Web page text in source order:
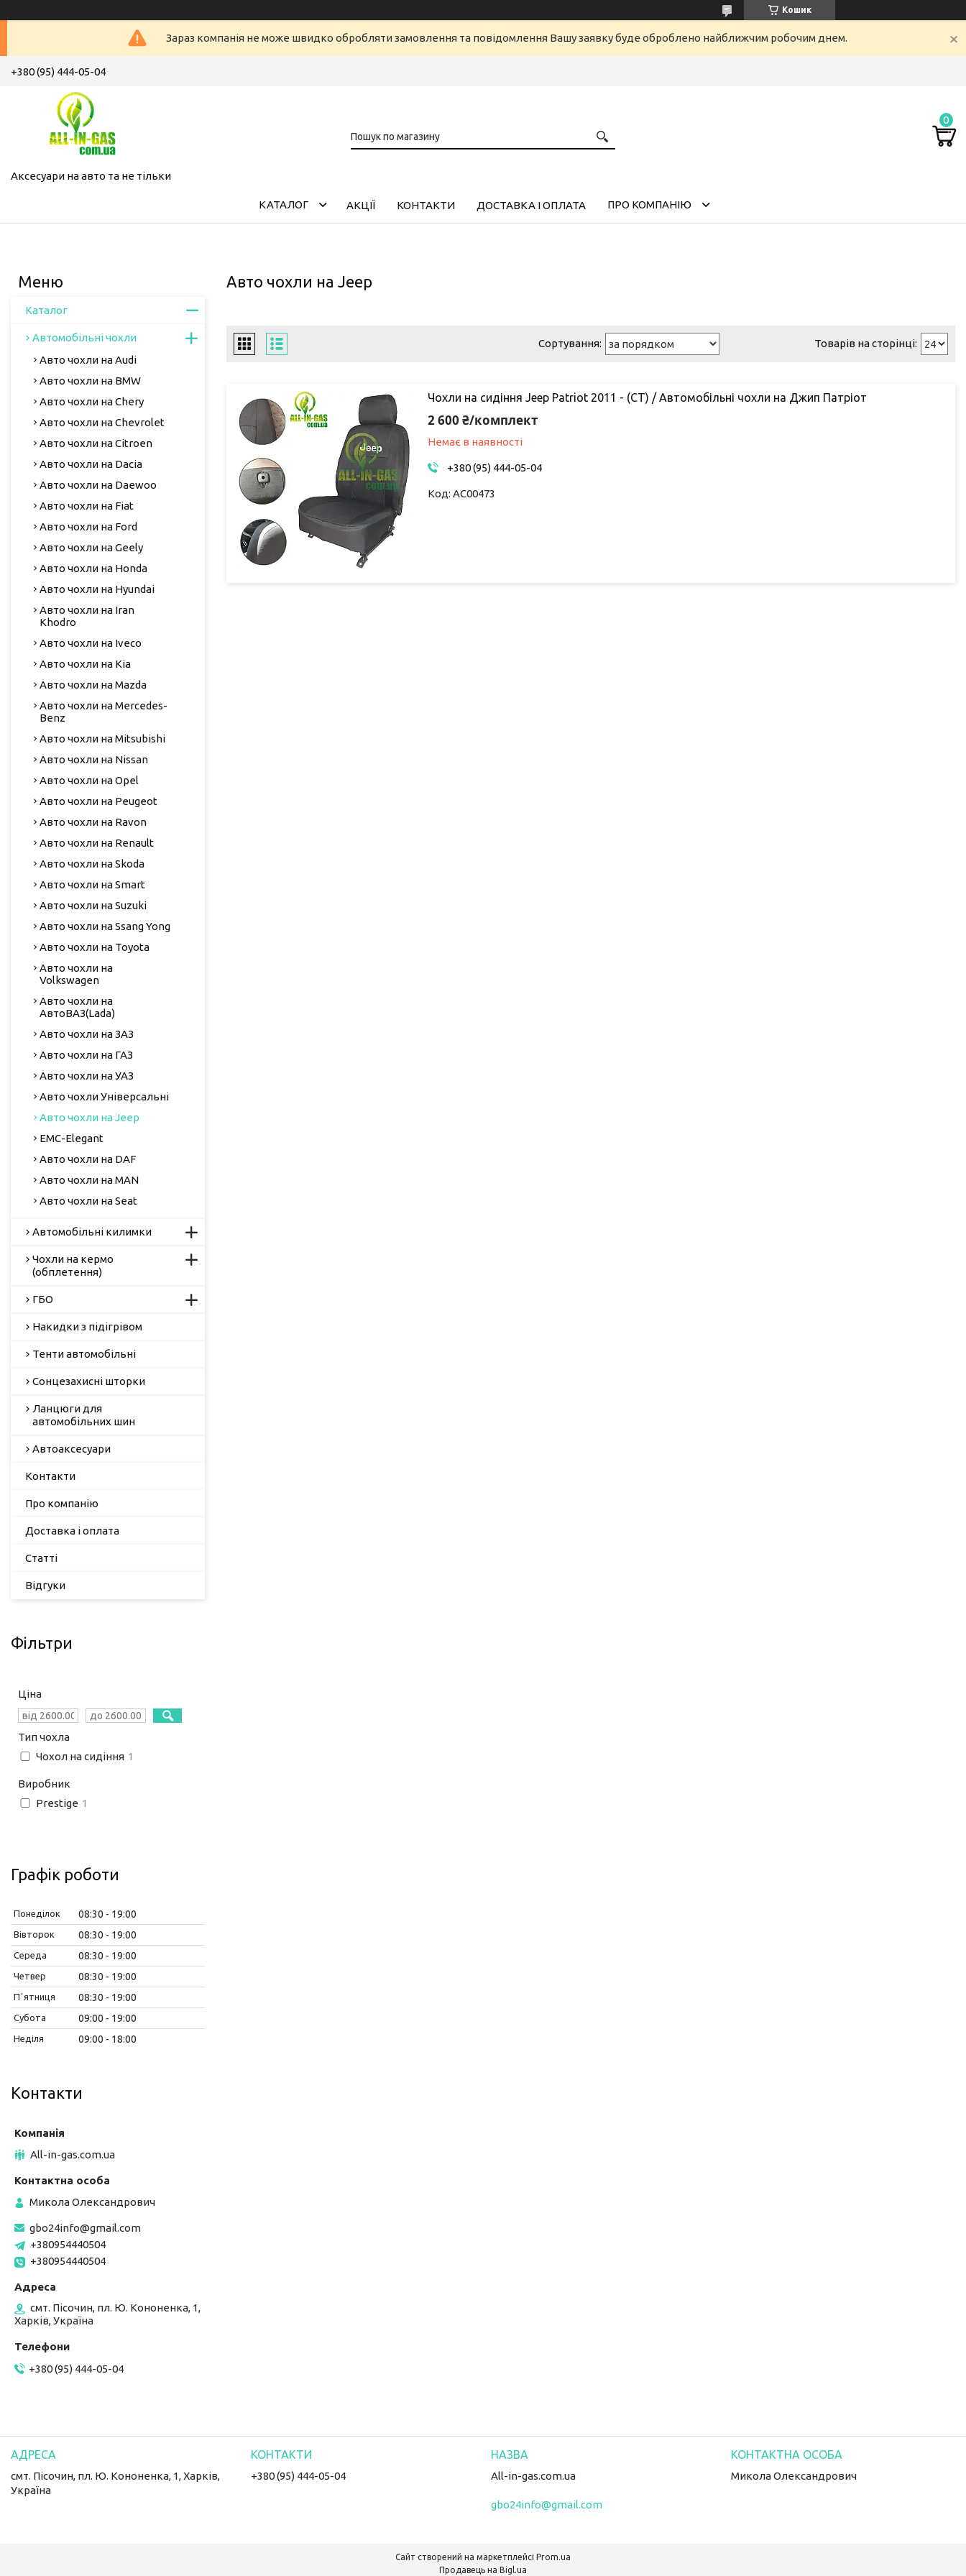
Кошик
Зараз компанія не може швидко обробляти замовлення та повідомлення Вашу заявку буде оброблено найближчим робочим днем.
+380 (95) 444-05-04
Аксесуари на авто та не тільки
КАТАЛОГ АКЦІЇ КОНТАКТИ ДОСТАВКА І ОПЛАТА ПРО КОМПАНІЮ
Авто чохли на Jeep
Чохли на сидіння Jeep Patriot 2011 - (СТ) / Автомобільні чохли на Джип Патріот
2 600 ₴/комплект
Немає в наявності
+380 (95) 444-05-04
AC00473
Каталог
Автомобільні чохли
Авто чохли на Audi
Авто чохли на BMW
Авто чохли на Chery
Авто чохли на Chevrolet
Авто чохли на Citroen
Авто чохли на Dacia
Авто чохли на Daewoo
Авто чохли на Fiat
Авто чохли на Ford
Авто чохли на Geely
Авто чохли на Honda
Авто чохли на Hyundai
Авто чохли на Iran
Khodro
Авто чохли на Iveco
Авто чохли на Kia
Авто чохли на Mazda
Авто чохли на Mercedes-
Benz
Авто чохли на Mitsubishi
Авто чохли на Nissan
Авто чохли на Opel
Авто чохли на Peugeot
Авто чохли на Ravon
Авто чохли на Renault
Авто чохли на Skoda
Авто чохли на Smart
Авто чохли на Suzuki
Авто чохли на Ssang Yong
Авто чохли на Toyota
Авто чохли на
Volkswagen
Авто чохли на
АвтоВАЗ(Lada)
Авто чохли на ЗАЗ
Авто чохли на ГАЗ
Авто чохли на УАЗ
Авто чохли Універсальні
Авто чохли на Jeep
EMC-Elegant
Авто чохли на DAF
Авто чохли на MAN
Авто чохли на Seat
Автомобільні килимки
Чохли на кермо
(обплетення)
ГБО
Накидки з підігрівом
Тенти автомобільні
Сонцезахисні шторки
Ланцюги для
автомобільних шин
Автоаксесуари
Контакти
Про компанію
Доставка і оплата
Статті
Відгуки
Фільтри
Ціна
Тип чохла
Чохол на сидіння 1
Виробник
Prestige 1
Графік роботи
Понеділок 08:30 19:00
Вівторок 08:30 19:00
Середа 08:30 19:00
Четвер 08:30 19:00
Пʼятниця 08:30 19:00
Субота 09:00 19:00
Неділя 09:00 18:00
Контакти
All-in-gas.com.ua
Микола Олександрович
gbo24info@gmail.com
+380954440504
+380954440504
смт. Пісочин, пл. Ю. Кононенка, 1,
Харків, Україна
+380 (95) 444-05-04
смт. Пісочин, пл. Ю. Кононенка, 1, Харків,
Україна
+380 (95) 444-05-04 All-in-gas.com.ua
gbo24info@gmail.com
Микола Олександрович
Сайт створений на маркетплейсі Prom.ua
Продавець на Bigl.ua